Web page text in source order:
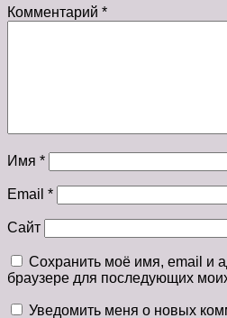
Комментарий *
Имя *
Email *
Сайт
Сохранить моё имя, email и
браузере для последующих
Уведомить меня о новых